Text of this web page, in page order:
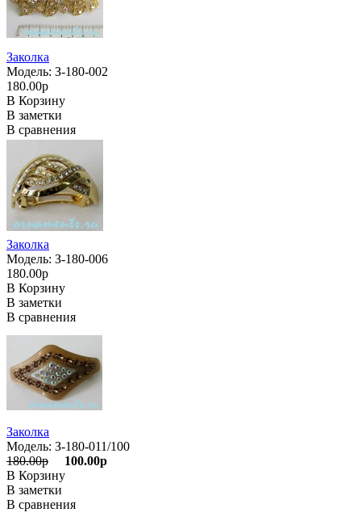
Заколка
Модель: З-180-002
180.00р
В Корзину
В заметки
В сравнения
Заколка
Модель: З-180-006
180.00р
В Корзину
В заметки
В сравнения
Заколка
Модель: З-180-011/100
180.00р
100.00р
В Корзину
В заметки
В сравнения